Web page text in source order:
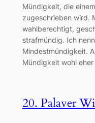
Mündigkeit, die
zugeschrieben wird.
wahlberechtigt,
strafmündig. Ich
Mindestmündigkeit.
Mündigkeit wohl
20. Palaver